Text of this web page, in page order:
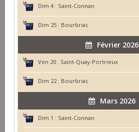
Dim 4 : Saint-Connan
Dim 25 : Bourbriac
Février 2026
Ven 20 : Saint-Quay-Portrieux
Dim 22 : Bourbriac
Mars 2026
Dim 1 : Saint-Connan